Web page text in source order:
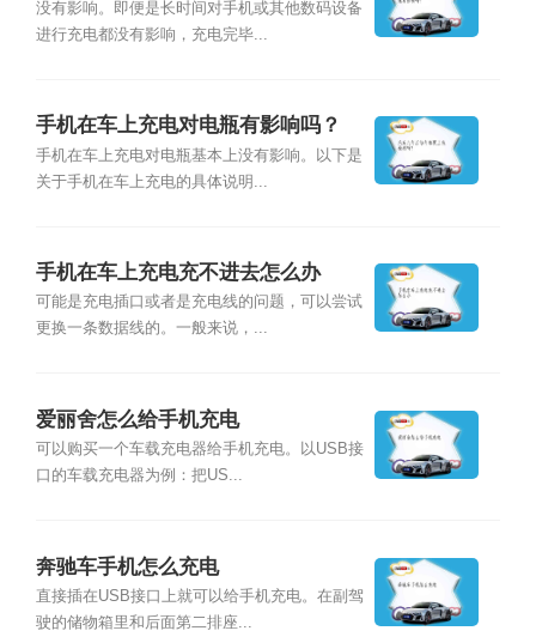
吗？
没有影响。即便是长时间对手机或其他数码设备
进行充电都没有影响，充电完毕...
手机在车上充电对电瓶有影响吗？
手机在车上充电对电瓶基本上没有影响。以下是
关于手机在车上充电的具体说明...
手机在车上充电充不进去怎么办
可能是充电插口或者是充电线的问题，可以尝试
更换一条数据线的。一般来说，...
爱丽舍怎么给手机充电
可以购买一个车载充电器给手机充电。以USB接
口的车载充电器为例：把US...
奔驰车手机怎么充电
直接插在USB接口上就可以给手机充电。在副驾
驶的储物箱里和后面第二排座...